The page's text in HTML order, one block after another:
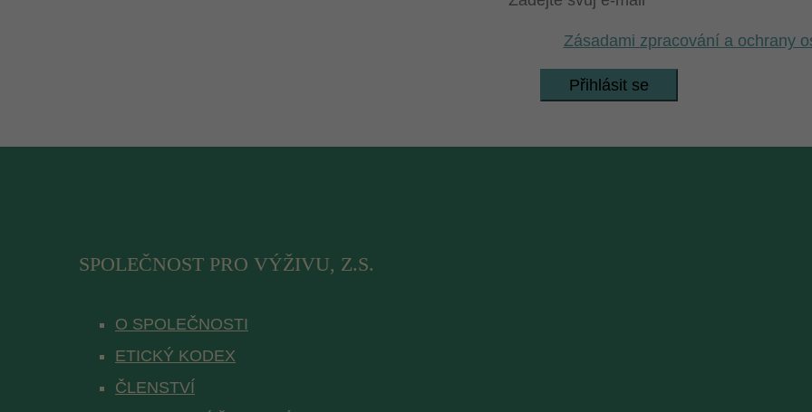
Zásadami zpracování a ochrany
Přihlásit se
SPOLEČNOST PRO VÝŽIVU, Z.S.
O SPOLEČNOSTI
ETICKÝ KODEX
ČLENSTVÍ